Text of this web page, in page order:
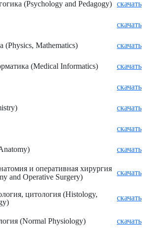
(Psychology and Pedagogy) скачать
скачать
(Physics, Mathematics) скачать
(Medical Informatics) скачать
скачать
скачать
скачать
скачать
и оперативная хирургия
and Operative Surgery)
скачать
цитология (Histology,
скачать
(Normal Physiology) скачать